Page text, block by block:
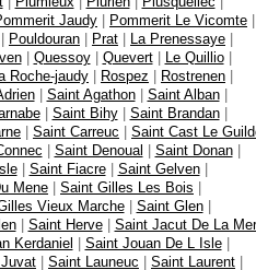
Jaudy | Pommerit Le Vicomte |
| Pouldouran | Prat | La Prenessaye |
| Quessoy| Quevert| Le Quillio|
Roche-jaudy | Rospez | Rostrenen |
| Saint Agathon| Saint Alban|
| Saint Bihy| Saint Brandan|
| Saint Carreuc | Saint Cast Le
| Saint Denoual | Saint Donan|
| Saint Fiacre| Saint Gelven|
Mene | Saint Gilles Les Bois |
Vieux Marche| Saint Glen|
| Saint Herve| Saint Jacut De La Mer
Kerdaniel | Saint Jouan De L Isle|
| Saint Launeuc | Saint Laurent |